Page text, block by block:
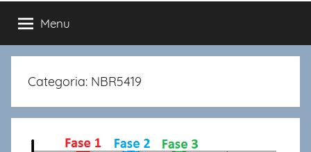
Menu
Categoria: NBR5419